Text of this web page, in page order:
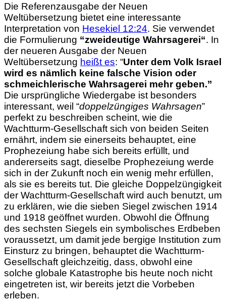
Die Referenzausgabe der Neuen
Weltübersetzung bietet eine interessante
Interpretation von Hesekiel 12:24. Sie verwendet
die Formulierung “zweideutige Wahrsagerei“. In
der neueren Ausgabe der Neuen
Weltübersetzung heißt es: “Unter dem Volk Israel
wird es nämlich keine falsche Vision oder
schmeichlerische Wahrsagerei mehr geben.”
Die ursprüngliche Wiedergabe ist besonders
interessant, weil “doppelzüngiges Wahrsagen”
perfekt zu beschreiben scheint, wie die
Wachtturm-Gesellschaft sich von beiden Seiten
ernährt, indem sie einerseits behauptet, eine
Prophezeiung habe sich bereits erfüllt, und
andererseits sagt, dieselbe Prophezeiung werde
sich in der Zukunft noch ein wenig mehr erfüllen,
als sie es bereits tut. Die gleiche Doppelzüngigkeit
der Wachtturm-Gesellschaft wird auch benutzt, um
zu erklären, wie die sieben Siegel zwischen 1914
und 1918 geöffnet wurden. Obwohl die Öffnung
des sechsten Siegels ein symbolisches Erdbeben
voraussetzt, um damit jede bergige Institution zum
Einsturz zu bringen, behauptet die Wachtturm-
Gesellschaft gleichzeitig, dass, obwohl eine
solche globale Katastrophe bis heute noch nicht
eingetreten ist, wir bereits jetzt die Vorbeben
erleben.